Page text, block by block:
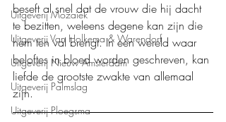
Uitgeverij Mozaïek
Uitgeverij Van Holkema & Warendorf
Uitgeverij Nieuw Amsterdam
Uitgeverij Palmslag
Uitgeverij Ploegsma
beseft al snel dat de vrouw die hij dacht
te bezitten, weleens degene kan zijn die
hem ten val brengt. In een wereld waar
beloftes in bloed worden geschreven, kan
liefde de grootste zwakte van allemaal
zijn.